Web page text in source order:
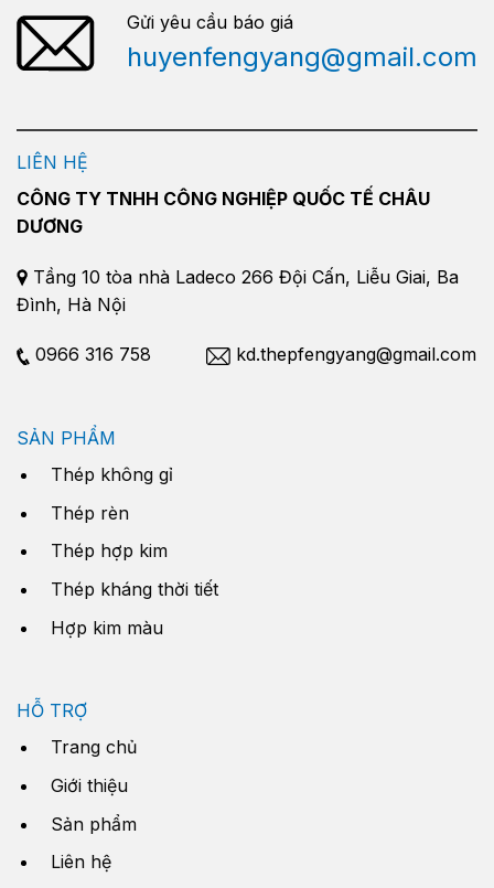
Gửi yêu cầu báo giá
huyenfengyang@gmail.com
LIÊN HỆ
CÔNG TY TNHH CÔNG NGHIỆP QUỐC TẾ CHÂU
DƯƠNG
Tầng 10 tòa nhà Ladeco 266 Đội Cấn, Liễu Giai, Ba
Đình, Hà Nội
0966 316 758 kd.thepfengyang@gmail.com
SẢN PHẨM
Thép không gỉ
Thép rèn
Thép hợp kim
Thép kháng thời tiết
Hợp kim màu
HỖ TRỢ
Trang chủ
Giới thiệu
Sản phẩm
Liên hệ